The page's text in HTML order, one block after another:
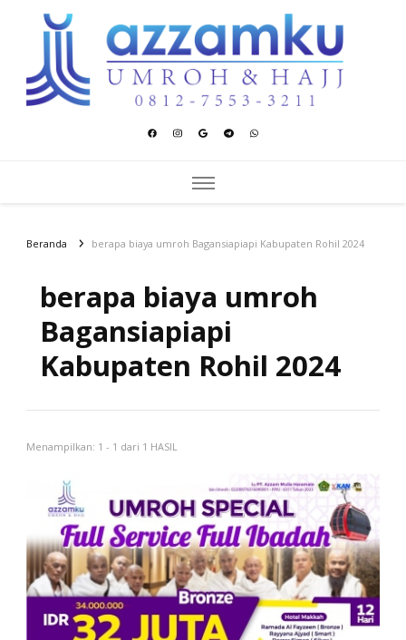
Azzamku Umroh dan Hajj
Beranda berapa biaya umroh Bagansiapiapi Kabupaten Rohil 2024
berapa biaya umroh
Bagansiapiapi
Kabupaten Rohil 2024
Menampilkan: 1 - 1 dari 1 HASIL